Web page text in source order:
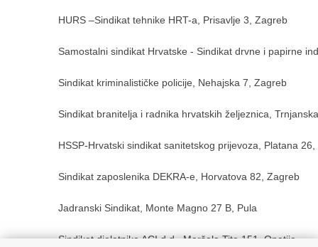
HURS –Sindikat tehnike HRT-a, Prisavlje 3, Zagreb
Samostalni sindikat Hrvatske - Sindikat drvne i papirne
Sindikat kriminalističke policije, Nehajska 7, Zagreb
Sindikat branitelja i radnika hrvatskih željeznica,
HSSP-Hrvatski sindikat sanitetskog prijevoza, Platana
Sindikat zaposlenika DEKRA-e, Horvatova 82, Zagreb
Jadranski Sindikat, Monte Magno 27 B, Pula
Sindikat djelatnika ACI d.d., Maršala Tita 151, Opatija